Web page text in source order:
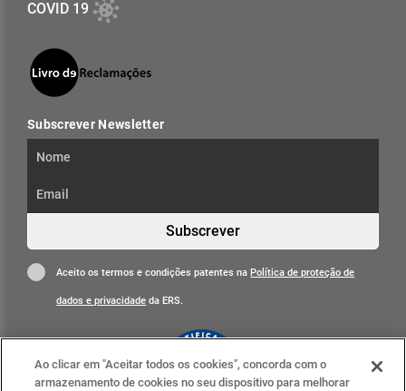
COVID 19
Subscrever Newsletter
Subscrever
Aceito os termos e condições patentes naPolítica de proteção de
dados e privacidade da ERS.
Ao clicar em "Aceitar todos os cookies", concorda com o
armazenamento de cookies no seu dispositivo para melhorar